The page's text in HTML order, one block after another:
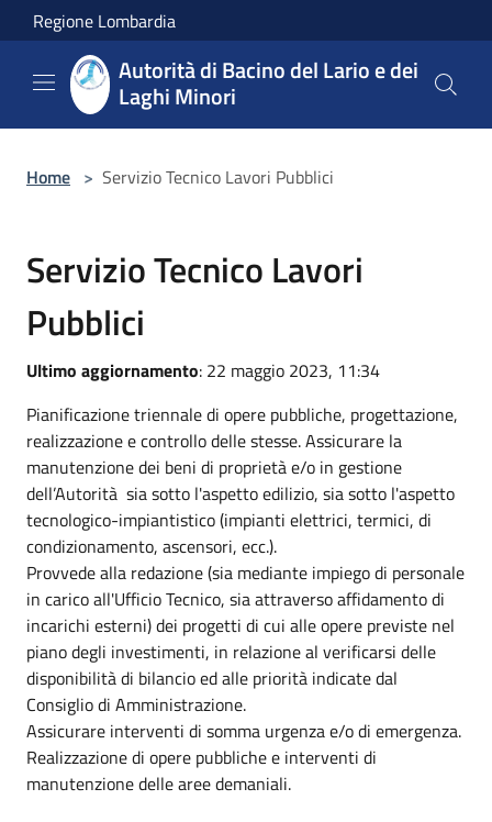
Salta al contenuto principale
Regione Lombardia
Autorità di Bacino del Lario e dei
Laghi Minori
Home > Servizio Tecnico Lavori Pubblici
Servizio Tecnico Lavori
Pubblici
Ultimo aggiornamento: 22 maggio 2023, 11:34
Pianificazione triennale di opere pubbliche, progettazione,
realizzazione e controllo delle stesse. Assicurare la
manutenzione dei beni di proprietà e/o in gestione
dell’Autorità sia sotto l'aspetto edilizio, sia sotto l'aspetto
tecnologico-impiantistico (impianti elettrici, termici, di
condizionamento, ascensori, ecc.).
Provvede alla redazione (sia mediante impiego di personale
in carico all'Ufficio Tecnico, sia attraverso affidamento di
incarichi esterni) dei progetti di cui alle opere previste nel
piano degli investimenti, in relazione al verificarsi delle
disponibilità di bilancio ed alle priorità indicate dal
Consiglio di Amministrazione.
Assicurare interventi di somma urgenza e/o di emergenza.
Realizzazione di opere pubbliche e interventi di
manutenzione delle aree demaniali.